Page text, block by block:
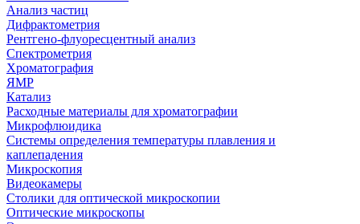
Анализ частиц
Дифрактометрия
Рентгено-флуоресцентный анализ
Спектрометрия
Хроматография
ЯМР
Катализ
Расходные материалы для хроматографии
Микрофлюидика
Системы определения температуры плавления и
каплепадения
Микроскопия
Видеокамеры
Столики для оптической микроскопии
Оптические микроскопы